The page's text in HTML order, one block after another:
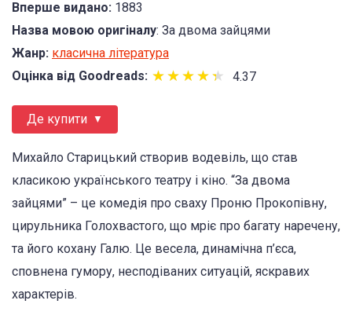
Вперше видано: 1883
Назва мовою оригіналу: За двома зайцями
Жанр: класична література
Оцінка від Goodreads: ★
★★
★★
★★
★★
★ 4.37
Де купити
Михайло Старицький створив водевіль, що став
класикою українського театру і кіно. “За двома
зайцями” – це комедія про сваху Проню Прокопівну,
циру­льника Голохвастого, що мріє про багату наречену,
та його кохану Галю. Це весела, динамічна п’єса,
сповнена гумору, несподіваних ситуацій, яскравих
характерів.